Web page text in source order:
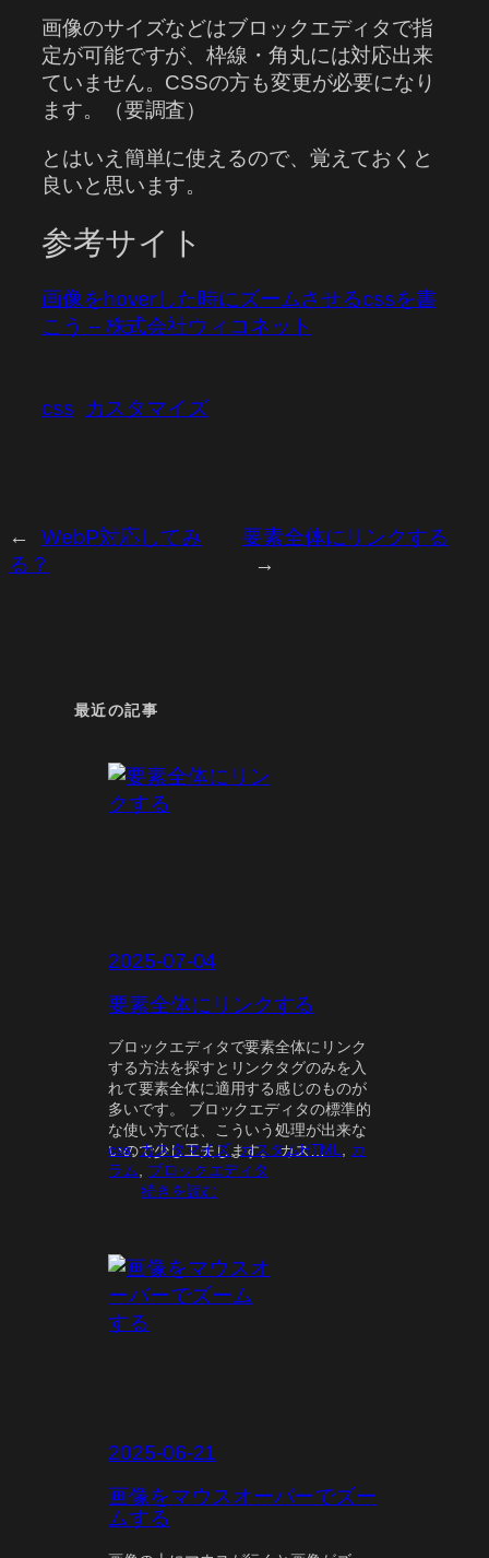
画像のサイズなどはブロックエディタで指
定が可能ですが、枠線・角丸には対応出来
ていません。CSSの方も変更が必要になり
ます。（要調査）
とはいえ簡単に使えるので、覚えておくと
良いと思います。
参考サイト
画像をhoverした時にズームさせるcssを書
こう – 株式会社ウィコネット
css カスタマイズ
←
WebP対応してみ
る？
要素全体にリンクする
→
最近の記事
2025-07-04
要素全体にリンクする
ブロックエディタで要素全体にリンク
する方法を探すとリンクタグのみを入
れて要素全体に適用する感じのものが
多いです。 ブロックエディタの標準的
な使い方では、こういう処理が出来な
いので少し工夫します。 カス…
css, カスタマイズ, カスタムHTML
カ
ラム
ブロックエディタ
続きを読む:
体
に
2025-06-21
画像をマウスオーバーでズー
ムする